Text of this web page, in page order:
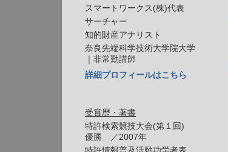
スマートワークス(株)代表
サーチャー
知的財産アナリスト
奈良先端科学技術大学院大学
｜非常勤講師
詳細プロフィールはこちら
受賞歴・著書
特許検索競技大会(第１回)
優勝 ／2007年